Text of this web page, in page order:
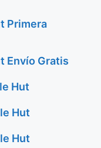
Primera
Envío Gratis
Hut
Hut
Hut